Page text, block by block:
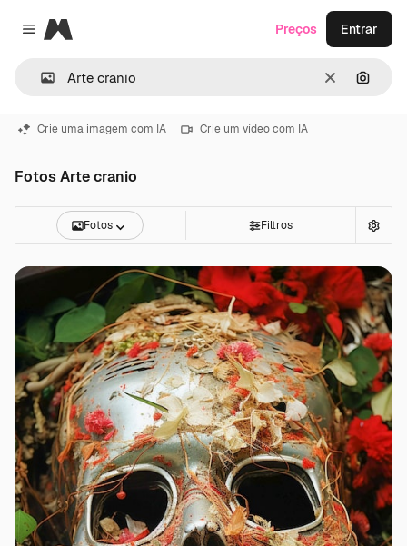
Close menu
Magnific
Limpar
Preços Entrar
Crie uma imagem com IA Crie um vídeo com IA
Fotos Arte cranio
Fotos Filtros